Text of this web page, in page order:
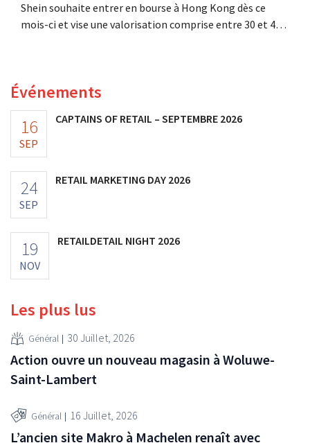
Shein souhaite entrer en bourse à Hong Kong dès ce
mois-ci et vise une valorisation comprise entre 30 et 40
sa rentabilité.
Événements
16
SEP
CAPTAINS OF RETAIL – SEPTEMBRE 2026
24
SEP
RETAIL MARKETING DAY 2026
19
NOV
RETAILDETAIL NIGHT 2026
Les plus lus
Général 30 Juillet, 2026
Action ouvre un nouveau magasin à Woluwe-
Saint-Lambert
Général 16 Juillet, 2026
L’ancien site Makro à Machelen renaît avec